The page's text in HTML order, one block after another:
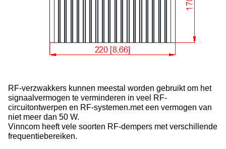
RF-verzwakkers kunnen meestal worden gebruikt om het
signaalvermogen te verminderen in veel RF-
circuitontwerpen en RF-systemen.met een vermogen van
niet meer dan 50 W.
Vinncom heeft vele soorten RF-dempers met verschillende
frequentiebereiken.